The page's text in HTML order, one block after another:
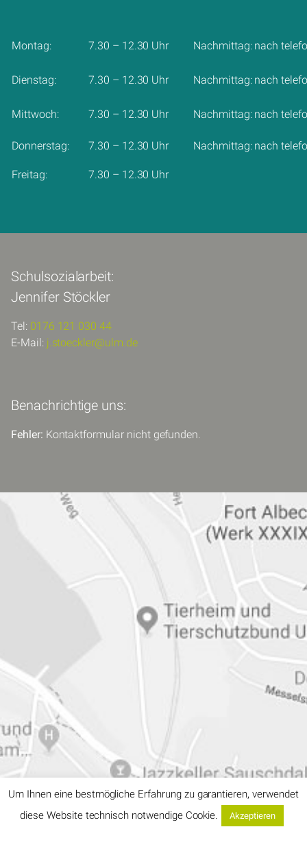
Montag: 7.30 – 12.30 Uhr Nachmittag: nach
Dienstag: 7.30 – 12.30 Uhr Nachmittag: nach
Mittwoch: 7.30 – 12.30 Uhr Nachmittag: nach
Donnerstag: 7.30 – 12.30 Uhr Nachmittag: nach
Freitag: 7.30 – 12.30 Uhr
Schulsozialarbeit:
Jennifer Stöckler
Tel: 0176 121 030 44
E-Mail: j.stoeckler@ulm.de
Benachrichtige uns:
Fehler: Kontaktformular nicht gefunden.
Um Ihnen eine bestmögliche Erfahrung zu garantieren, verwendet
diese Website technisch notwendige Cookie.
Akzeptieren